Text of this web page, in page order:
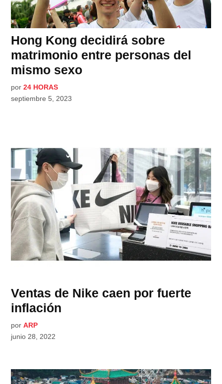
Hong Kong decidirá sobre
matrimonio entre personas del
mismo sexo
por 24 HORAS
septiembre 5, 2023
Ventas de Nike caen por fuerte
inflación
por ARP
junio 28, 2022